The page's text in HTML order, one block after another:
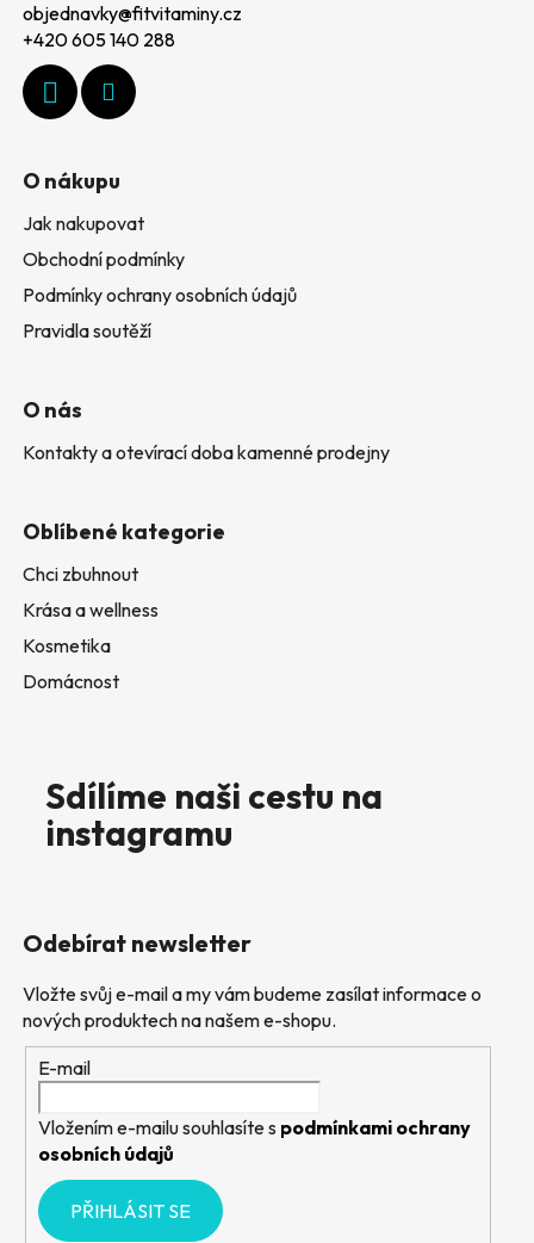
objednavky@fitvitaminy.cz
+420 605 140 288
O nákupu
Jak nakupovat
Obchodní podmínky
Podmínky ochrany osobních údajů
Pravidla soutěží
O nás
Kontakty a otevírací doba kamenné prodejny
Oblíbené kategorie
Chci zbuhnout
Krása a wellness
Kosmetika
Domácnost
Sdílíme naši cestu na
instagramu
Odebírat newsletter
Vložte svůj e-mail a my vám budeme zasílat informace o
nových produktech na našem e-shopu.
E-mail
Vložením e-mailu souhlasíte s podmínkami ochrany
osobních údajů
PŘIHLÁSIT SE